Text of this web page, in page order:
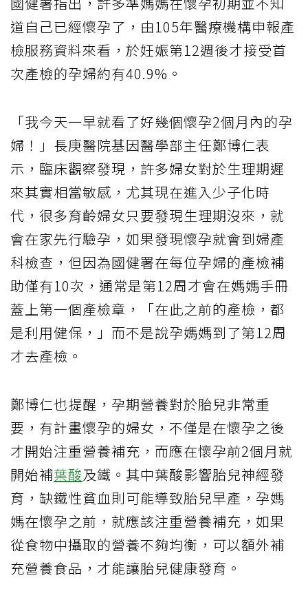
道自己已經懷孕了，由105年醫療機構申報產
檢服務資料來看，於妊娠第12週後才接受首
次產檢的孕婦約有40.9%。
「我今天一早就看了好幾個懷孕2個月內的孕
婦！」長庚醫院基因醫學部主任鄭博仁表
示，臨床觀察發現，許多婦女對於生理期遲
來其實相當敏感，尤其現在進入少子化時
代，很多育齡婦女只要發現生理期沒來，就
會在家先行驗孕，如果發現懷孕就會到婦產
科檢查，但因為國健署在每位孕婦的產檢補
助僅有10次，通常是第12周才會在媽媽手冊
蓋上第一個產檢章，「在此之前的產檢，都
是利用健保，」而不是說孕媽媽到了第12周
才去產檢。
鄭博仁也提醒，孕期營養對於胎兒非常重
要，有計畫懷孕的婦女，不僅是在懷孕之後
才開始注重營養補充，而應在懷孕前2個月就
開始補葉酸及鐵。其中葉酸影響胎兒神經發
育，缺鐵性貧血則可能導致胎兒早產，孕媽
媽在懷孕之前，就應該注重營養補充，如果
從食物中攝取的營養不夠均衡，可以額外補
充營養食品，才能讓胎兒健康發育。